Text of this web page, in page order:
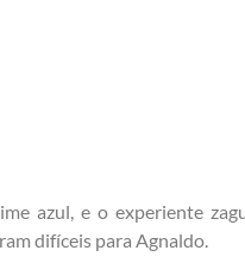
azul, e o experiente
difíceis para Agnaldo.